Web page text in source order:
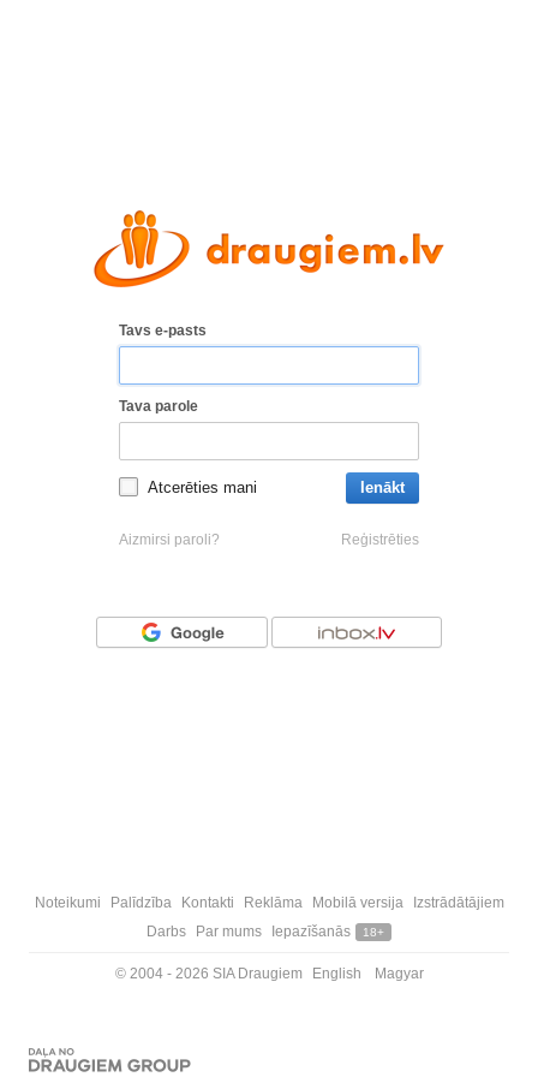
Tavs e-pasts
Tava parole
Atcerēties mani Ienākt
Aizmirsi paroli? Reģistrēties
Noteikumi Palīdzība Kontakti Reklāma Mobilā versija
Izstrādātājiem
Darbs
Par mums Iepazīšanās 18+
© 2004 - 2026 SIA Draugiem English Magyar